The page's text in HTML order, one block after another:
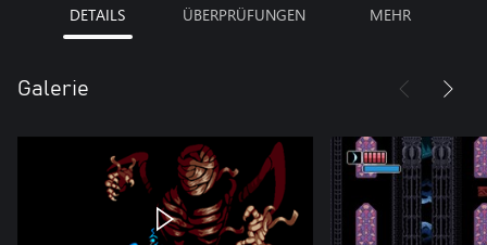
DETAILS ÜBERPRÜFUNGEN MEHR
Galerie